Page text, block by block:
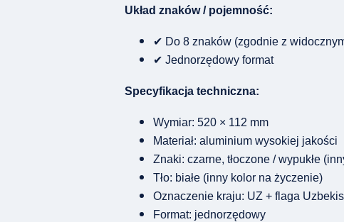
Układ znaków / pojemność:
✔ Do 8 znaków (zgodnie z
✔ Jednorzędowy format
Specyfikacja techniczna:
Wymiar: 520 × 112 mm
Materiał: aluminium wysokiej jakości
Znaki: czarne, tłoczone / wypukłe
Tło: białe (inny kolor na życzenie)
Oznaczenie kraju: UZ + flaga
Format: jednorzędowy